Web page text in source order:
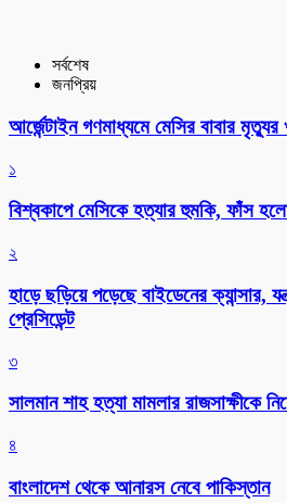
সর্বশেষ
জনপ্রিয়
আর্জেন্টাইন গণমাধ্যমে মেসির বাবার মৃত্যুর
১
বিশ্বকাপে মেসিকে হত্যার হুমকি, ফাঁস
২
হাড়ে ছড়িয়ে পড়েছে বাইডেনের ক্যান্সার,
প্রেসিডেন্ট
৩
সালমান শাহ হত্যা মামলার রাজসাক্ষীকে
৪
বাংলাদেশ থেকে আনারস নেবে পাকিস্তান